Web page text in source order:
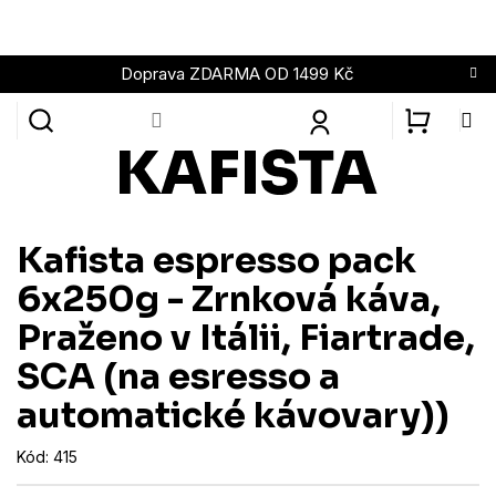
obsah
Doprava ZDARMA OD 1499 Kč
Kafista espresso pack
6x250g - Zrnková káva,
Praženo v Itálii, Fiartrade,
SCA (na esresso a
automatické kávovary))
Kód: 415